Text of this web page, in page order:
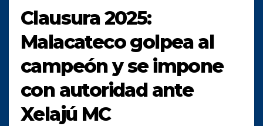
Clausura 2025:
Malacateco golpea al
campeón y se impone
con autoridad ante
Xelajú MC